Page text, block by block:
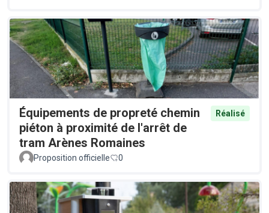
Équipements de propreté chemin
piéton à proximité de l'arrêt de
tram Arènes Romaines
Réalisé
Proposition officielle 0